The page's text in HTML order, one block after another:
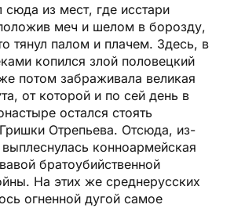
сюда из мест, где исстари
меч и шелом в борозду,
тянул палом и плачем. Здесь, в
копился злой половецкий
потом забраживала великая
от которой и по сей день в
остался стоять
Отрепьева. Отсюда, из-
конноармейская
братоубийственной
На этих же среднерусских
огненной дугой самое